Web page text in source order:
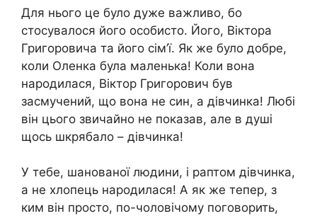
Для нього це було дуже важливо, бо
стосувалося його особисто. Його, Віктора
Григоровича та його сім’ї. Як же було добре,
коли Оленка була маленька! Коли вона
народилася, Віктор Григорович був
засмучений, що вона не син, а дівчинка! Любі
він цього звичайно не показав, але в душі
щось шкрябало – дівчинка!
У тебе, шанованої людини, і раптом дівчинка,
а не хлопець народилася! А як же тепер, з
ким він просто, по-чоловічому поговорить,